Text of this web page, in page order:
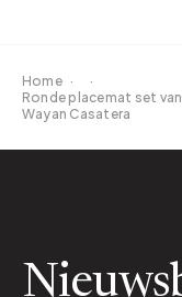
Home ·
·
Ronde placemat set
Wayan Casatera